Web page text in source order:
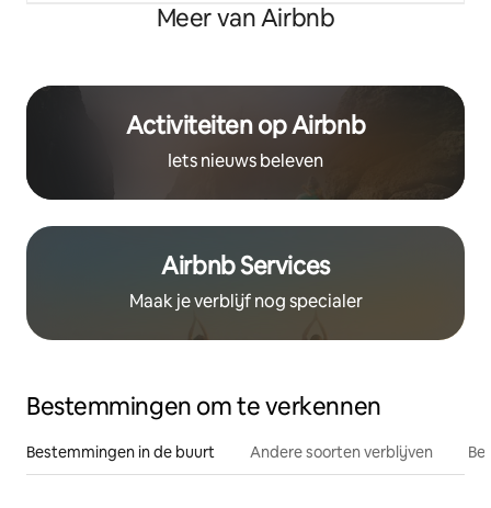
Meer van Airbnb
Activiteiten op Airbnb
Iets nieuws beleven
Airbnb Services
Maak je verblijf nog specialer
Bestemmingen om te verkennen
Bestemmingen in de buurt Andere soorten verblijven